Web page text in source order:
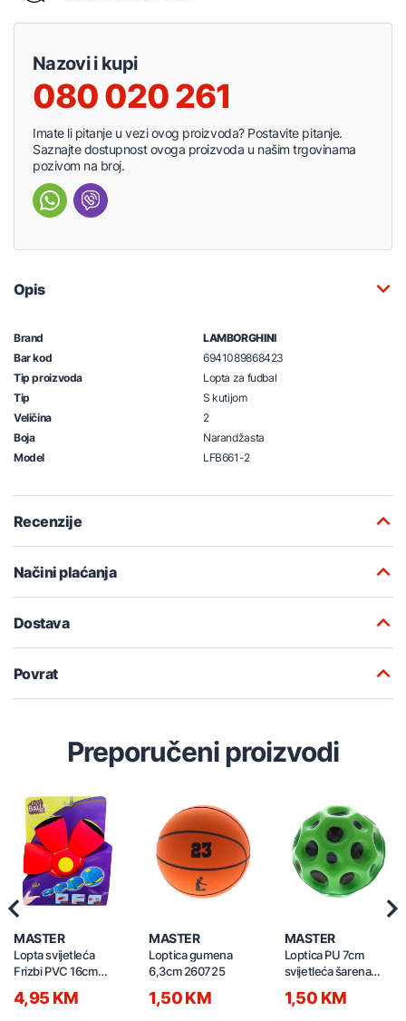
Nazovi i kupi
080 020 261
Imate li pitanje u vezi ovog proizvoda? Postavite pitanje.
Saznajte dostupnost ovoga proizvoda u našim trgovinama
pozivom na broj.
Opis
Brand
LAMBORGHINI
Bar kod
6941089868423
Tip proizvoda
Lopta za fudbal
Tip
S kutijom
Veličina
2
Boja
Narandžasta
Model
LFB661-2
Recenzije
Načini plaćanja
Dostava
Povrat
Preporučeni proizvodi
MASTER
Lopta svijetleća
Frizbi PVC 16cm
4,95 KM
MASTER
Loptica gumena
6,3cm 260725
1,50 KM
MASTER
Loptica PU 7cm
svijetleća šarena
1,50 KM